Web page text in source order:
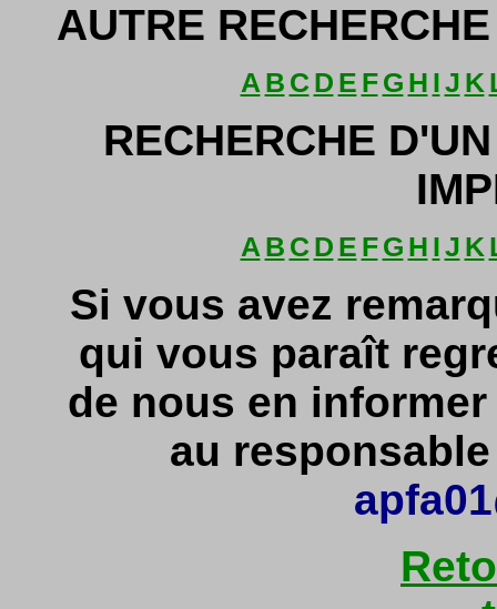
AUTRE
A B C D E F G H IJ K
RECHERCHE
A B C D E F G H IJ K
Si vous avez
qui vous paraît
de nous en
au